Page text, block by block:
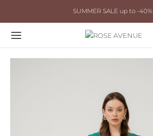
SUMMER SALE up to -40%